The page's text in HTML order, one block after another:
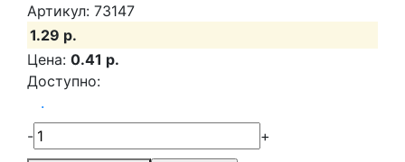
Артикул: 73147
1.29 р.
Цена: 0.41 р.
Доступно:
.
-
+